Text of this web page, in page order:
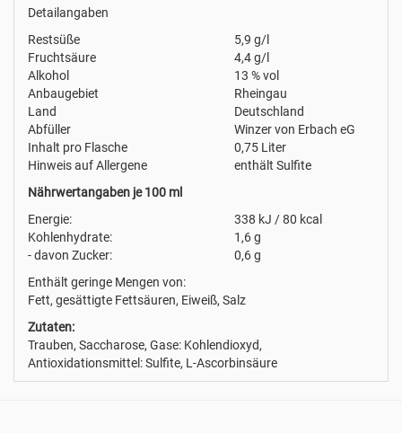
Detailangaben
Restsüße
5,9 g/l
Fruchtsäure
4,4 g/l
Alkohol
13 % vol
Anbaugebiet
Rheingau
Land
Deutschland
Abfüller
Winzer von Erbach eG
Inhalt pro Flasche
0,75 Liter
Hinweis auf Allergene
enthält Sulfite
Nährwertangaben je 100 ml
Energie:
338 kJ / 80 kcal
Kohlenhydrate:
1,6 g
- davon Zucker:
0,6 g
Enthält geringe Mengen von:
Fett, gesättigte Fettsäuren, Eiweiß, Salz
Zutaten:
Trauben, Saccharose, Gase: Kohlendioxyd,
Antioxidationsmittel: Sulfite, L-Ascorbinsäure